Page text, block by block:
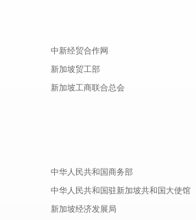
中新经贸合作网
新加坡贸工部
新加坡工商联合总会
中华人民共和国商务部
中华人民共和国驻新加坡共和国大使馆
新加坡经济发展局